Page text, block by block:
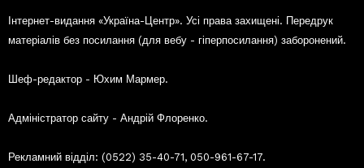
Інтернет-видання «Україна-Центр». Усі права захищені. Передрук
матеріалів без посилання (для вебу - гіперпосилання) заборонений.
Шеф-редактор - Юхим Мармер.
Адміністратор сайту - Андрій Флоренко.
Рекламний відділ: (0522) 35-40-71, 050-961-67-17.